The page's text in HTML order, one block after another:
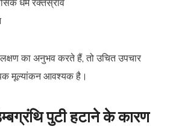
धर्म रक्तस्राव
का अनुभव करते हैं, तो उचित उपचार
मूल्यांकन आवश्यक है।
पुटी हटाने के कारण